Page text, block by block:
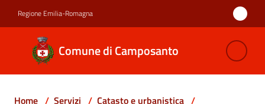
Regione Emilia-Romagna
Comune di Camposanto
Comune di
Camposanto
Home / Servizi / Catasto e urbanistica /